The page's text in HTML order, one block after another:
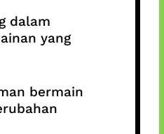
dalam
yang
bermain